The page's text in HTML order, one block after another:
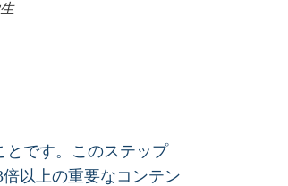
とです。このステップ
以上の重要なコンテン